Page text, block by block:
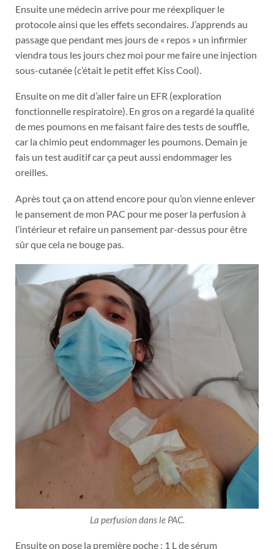
Ensuite une médecin arrive pour me réexpliquer le
protocole ainsi que les effets secondaires. J’apprends au
passage que pendant mes jours de « repos » un infirmier
viendra tous les jours chez moi pour me faire une injection
sous-cutanée (c’était le petit effet Kiss Cool).
Ensuite on me dit d’aller faire un EFR (exploration
fonctionnelle respiratoire). En gros on a regardé la qualité
de mes poumons en me faisant faire des tests de souffle,
car la chimio peut endommager les poumons. Demain je
fais un test auditif car ça peut aussi endommager les
oreilles.
Après tout ça on attend encore pour qu’on vienne enlever
le pansement de mon PAC pour me poser la perfusion à
l’intérieur et refaire un pansement par-dessus pour être
sûr que cela ne bouge pas.
La perfusion dans le PAC.
Ensuite on pose la première poche : 1 L de sérum